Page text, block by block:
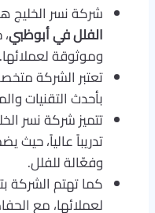
شركة نسر
الفلل في أبوظبي
وموثوقة لعملائها.
تعتبر الشركة
بأحدث التقنيات
تتميز شركة نسر
تدريباً عالياً،
وفعّالة للفلل.
كما تهتم الشركة
لعملائها، مع